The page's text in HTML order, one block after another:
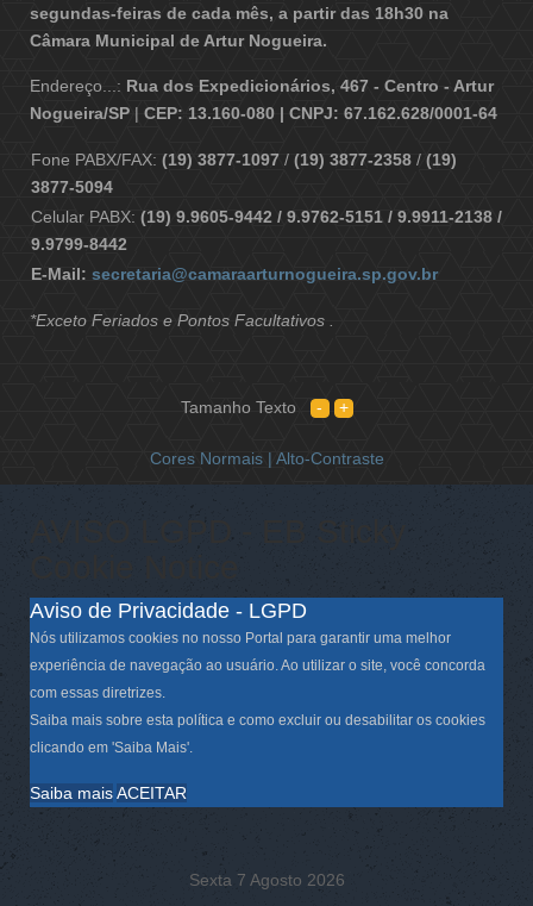
segundas-feiras de cada mês, a partir das 18h30 na
Câmara Municipal de Artur Nogueira.
Endereço...: Rua dos Expedicionários, 467 - Centro - Artur
Nogueira/SP | CEP: 13.160-080 | CNPJ: 67.162.628/0001-64
Fone PABX/FAX: (19) 3877-1097 / (19) 3877-2358 / (19)
3877-5094
Celular PABX: (19) 9.9605-9442 / 9.9762-5151 / 9.9911-2138 /
9.9799-8442
E-Mail: secretaria@camaraarturnogueira.sp.gov.br
*Exceto Feriados e Pontos Facultativos .
Tamanho Texto
Cores Normais | Alto-Contraste
AVISO LGPD - EB Sticky
Aviso de Privacidade - LGPD
Nós utilizamos cookies no nosso Portal para garantir uma melhor
experiência de navegação ao usuário. Ao utilizar o site, você concorda
com essas diretrizes.
Saiba mais sobre esta política e como excluir ou desabilitar os cookies
clicando em 'Saiba Mais'.
Saiba maisACEITAR
Sexta 7 Agosto 2026